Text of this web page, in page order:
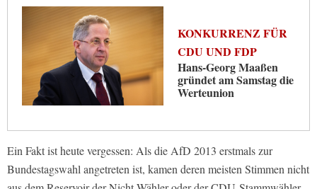
KONKURRENZ FÜR
CDU UND FDP
Hans-Georg Maaßen
gründet am Samstag die
Werteunion
Ein Fakt ist heute vergessen: Als die AfD 2013 erstmals zur
Bundestagswahl angetreten ist, kamen deren meisten Stimmen nicht